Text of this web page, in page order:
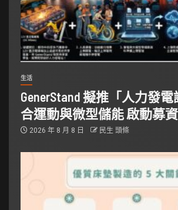
生活
GenerStand 擬推「人力發
合運動與微型儲能 啟動募
2026 年 8 月 8 日 民生 頭條